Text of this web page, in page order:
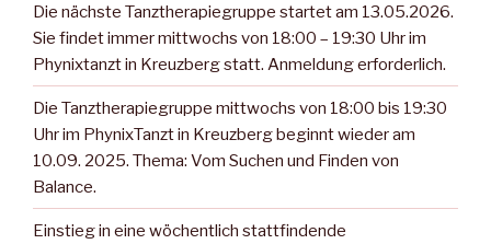
Die nächste Tanztherapiegruppe startet am 13.05.2026.
Sie findet immer mittwochs von 18:00 – 19:30 Uhr im
Phynixtanzt in Kreuzberg statt. Anmeldung erforderlich.
Die Tanztherapiegruppe mittwochs von 18:00 bis 19:30
Uhr im PhynixTanzt in Kreuzberg beginnt wieder am
10.09. 2025. Thema: Vom Suchen und Finden von
Balance.
Einstieg in eine wöchentlich stattfindende